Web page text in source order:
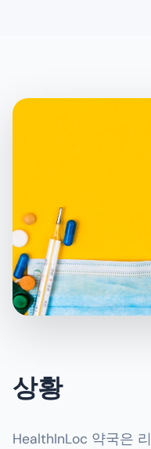
상황
HealthInLoc 약국은